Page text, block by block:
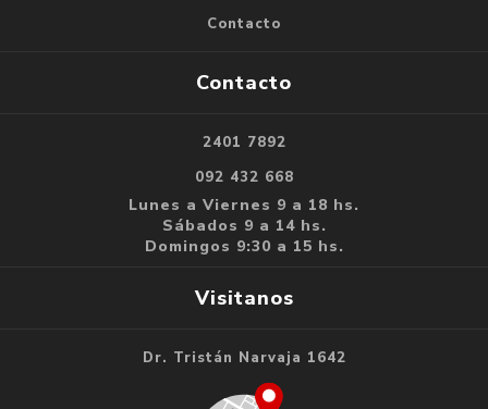
Contacto
Contacto
2401 7892
092 432 668
Lunes a Viernes 9 a 18 hs.
Sábados 9 a 14 hs.
Domingos 9:30 a 15 hs.
Visitanos
Dr. Tristán Narvaja 1642